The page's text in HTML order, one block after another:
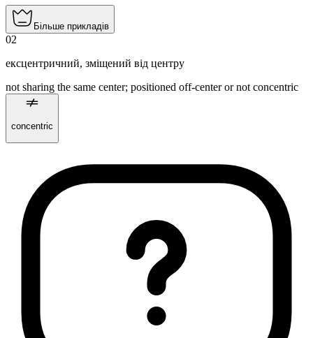
Більше прикладів
02
ексцентричний, зміщений від центру
not sharing the same center; positioned off‑center or not concentric
concentric